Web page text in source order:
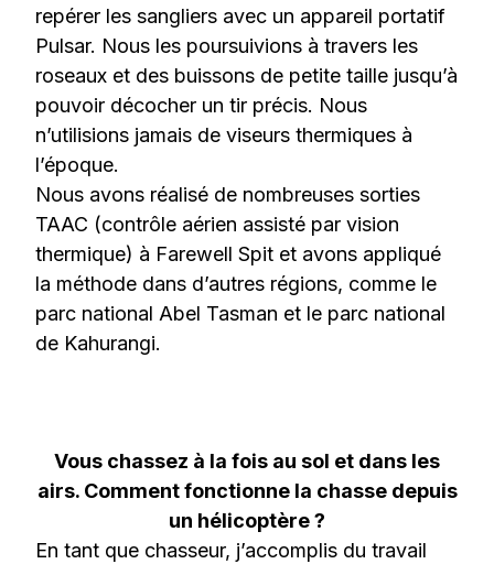
repérer les sangliers avec un appareil portatif
Pulsar. Nous les poursuivions à travers les
roseaux et des buissons de petite taille jusqu’à
pouvoir décocher un tir précis. Nous
n’utilisions jamais de viseurs thermiques à
l’époque.
Nous avons réalisé de nombreuses sorties
TAAC (contrôle aérien assisté par vision
thermique) à Farewell Spit et avons appliqué
la méthode dans d’autres régions, comme le
parc national Abel Tasman et le parc national
de Kahurangi.
Vous chassez à la fois au sol et dans les
airs. Comment fonctionne la chasse depuis
un hélicoptère ?
En tant que chasseur, j’accomplis du travail